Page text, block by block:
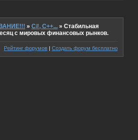
»C#, C++... »Стабильная
с мировых финансовых рынков.
Рейтинг форумов Создать форум бесплатно